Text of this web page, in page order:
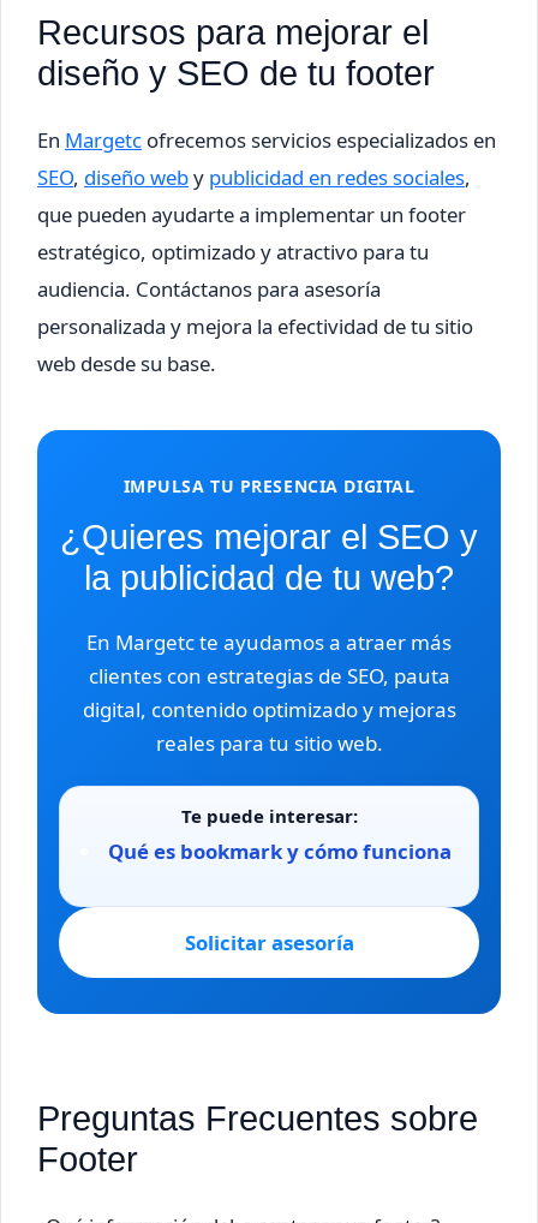
Recursos para mejorar el
diseño y SEO de tu footer
En Margetc ofrecemos servicios especializados en
SEO, diseño weby publicidad en redes sociales,
que pueden ayudarte a implementar un footer
estratégico, optimizado y atractivo para tu
audiencia. Contáctanos para asesoría
personalizada y mejora la efectividad de tu sitio
web desde su base.
IMPULSA TU PRESENCIA DIGITAL
¿Quieres mejorar el SEO y
la publicidad de tu web?
En Margetc te ayudamos a atraer más
clientes con estrategias de SEO, pauta
digital, contenido optimizado y mejoras
reales para tu sitio web.
Te puede interesar:
Qué es bookmark y cómo funciona
Solicitar asesoría
Preguntas Frecuentes sobre
Footer